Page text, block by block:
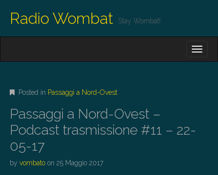
Radio Wombat Stay Wombat!
M
E
N
U
C
N
T
E
N
T
Posted in Passaggi a Nord-Ovest
Passaggi a Nord-Ovest –
Podcast trasmissione #11 – 22-
05-17
by vombato on 25 Maggio 2017